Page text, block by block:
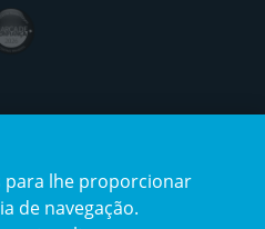
certification3
para lhe proporcionar
de navegação.